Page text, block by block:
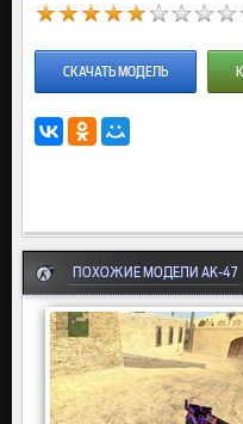
СКАЧАТЬ МОДЕЛЬ
ПОХОЖИЕ МОДЕЛИ AK-47